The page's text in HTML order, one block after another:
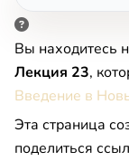
Вы находитесь
Лекция 23,
Введение в
Эта страница
поделиться